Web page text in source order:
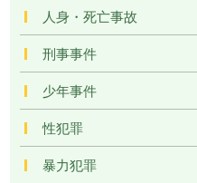
人身・死亡事故
刑事事件
少年事件
性犯罪
暴力犯罪